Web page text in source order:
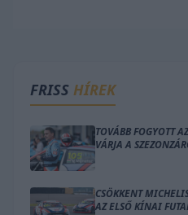
FRISS HÍREK
TOVÁBB FOGYOTT
VÁRJA A
CSÖKKENT
AZ ELSŐ KÍNAI